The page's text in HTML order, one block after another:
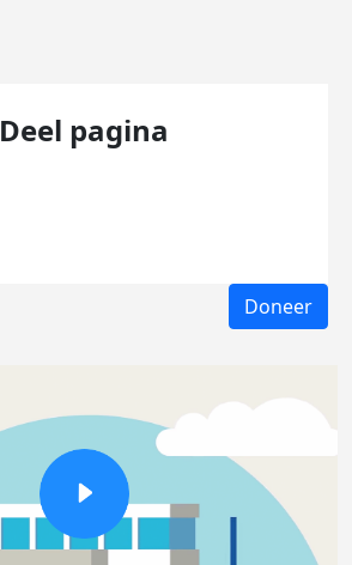
Deel pagina
Doneer